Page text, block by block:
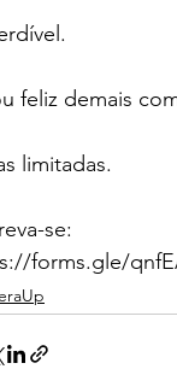
feliz demais
limitadas.
se:
forms.gle/